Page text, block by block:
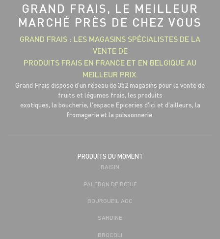
GRAND FRAIS, LE MEILLEUR
MARCHÉ PRÈS DE CHEZ VOUS
GRAND FRAIS : LES MAGASINS SPÉCIALISTES DE LA
VENTE DE
PRODUITS FRAIS EN FRANCE ET EN BELGIQUE AU
MEILLEUR PRIX.
Grand Frais dispose d'un réseau de 352 magasins pour la vente de
fruits et légumes frais, les produits
exotiques, la boucherie, l'espace Epiceries d'ici et d'ailleurs, la
fromagerie et la poissonnerie.
PRODUITS DU MOMENT
RAISIN
PALERON DE BŒUF
BOURGUEIL AOC
SARDINE
BROCOLI